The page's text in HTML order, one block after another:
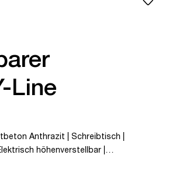
Line
Anthrazit | Schreibtisch |
höhenverstellbar |
| Grau | 5 Jahre
Arbeiten | bis zu 80 kg | Y-Line |